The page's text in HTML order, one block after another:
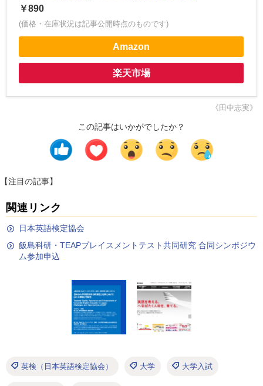
￥890
(価格・在庫状況は記事公開時点のものです)
Amazon
楽天市場
《田中志実》
この記事はいかがでしたか？
【注目の記事】
関連リンク
日本英語検定協会
飯島科研・TEAPプレイスメントテスト共同研究 合同シンポジウ
ム参加申込
英検（日本英語検定協会） 大学 大学入試